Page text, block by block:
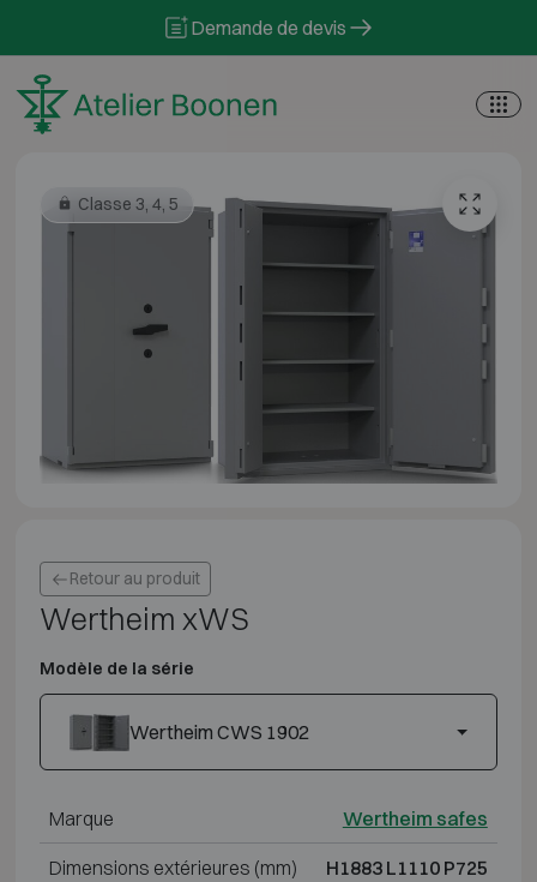
Demande de devis
Classe 3, 4, 5
Retour au produit
Wertheim xWS
Modèle de la série
Wertheim CWS 1902
Marque Wertheim safes
Dimensions extérieures (mm) H1883 L1110 P725